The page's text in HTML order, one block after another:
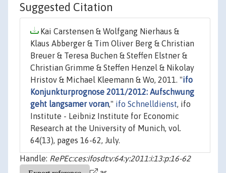
Suggested Citation
Kai Carstensen & Wolfgang Nierhaus &
Klaus Abberger & Tim Oliver Berg & Christian
Breuer & Teresa Buchen & Steffen Elstner &
Christian Grimme & Steffen Henzel & Nikolay
Hristov & Michael Kleemann & Wo, 2011. "ifo
Konjunkturprognose 2011/2012: Aufschwung
geht langsamer voran," ifo Schnelldienst, ifo
Institute - Leibniz Institute for Economic
Research at the University of Munich, vol.
64(13), pages 16-62, July.
Handle: RePEc:ces:ifosdt:v:64:y:2011:i:13:p:16-62